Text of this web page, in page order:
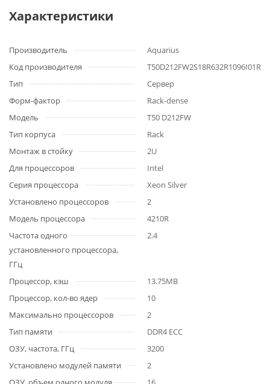
Характеристики
Производитель
Aquarius
Код производителя
Тип
Сервер
Форм-фактор
Rack-dense
Модель
T50 D212FW
Тип корпуса
Rack
Монтаж в стойку
2U
Для процессоров
Intel
Серия процессора
Xeon Silver
Установлено процессоров
2
Модель процессора
4210R
Частота одного
установленного процессора,
ГГц
2.4
Процессор, кэш
13.75MB
Процессор, кол-во ядер
10
Максимально процессоров
2
Тип памяти
DDR4 ECC
ОЗУ, частота, ГГц
3200
Установлено модулей памяти
2